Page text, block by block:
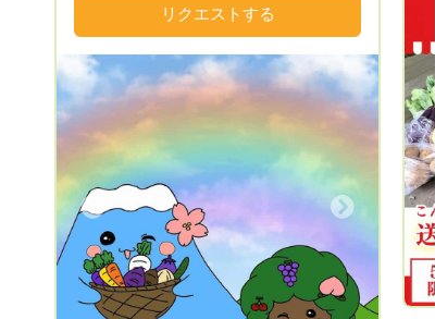
スかけはし」をご利用の皆様と一緒に「か
けはし農園」で野菜を作っています。 南
アルプスの雪解け水をふんだんに使い、栽
培期間中は農薬を使っていません。
（「無農薬」という表記は使ってはいけな
いためこのような表現となっています）
また化学肥料は一切使用せず有機質肥料で
育んでいます！ 安心して食べられる美味
しいかけはし農園のおすすめ野菜をご家庭
へお届けします。 ご縁がございましたら
ぜひご利用ください。 皆さまのリクエス
トを心よりお待ちしております😊 ※夏季
は野菜や果物の鮮度が落ちやすいのでクー
リクエストする
Next
Previous